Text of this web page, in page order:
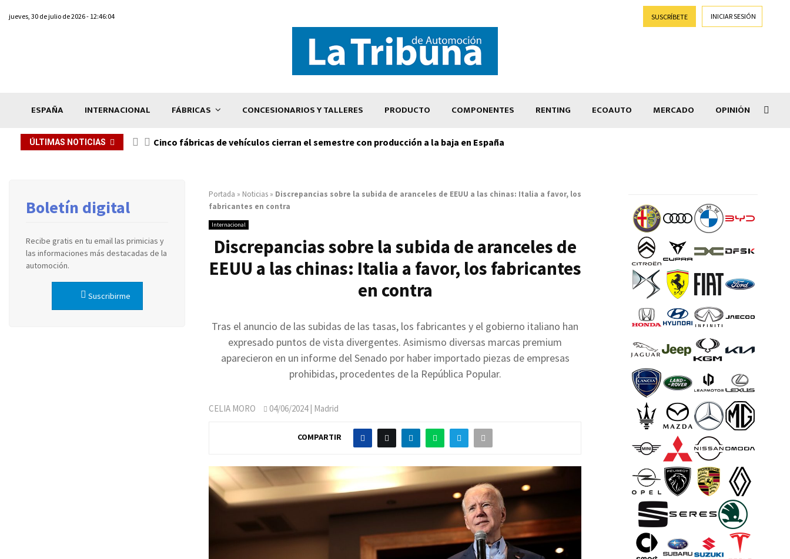
jueves, 30 de julio de 2026 - 12:46:04 SUSCRÍBETE INICIAR SESIÓN
ESPAÑA INTERNACIONAL FÁBRICAS CONCESIONARIOS Y TALLERES PRODUCTO COMPONENTES RENTING ECOAUTO MERCADO OPINIÓN
ÚLTIMAS NOTICIAS Cinco fábricas de vehículos cierran el semestre con producción a la baja en España
Portada » Noticias » Discrepancias sobre la subida de aranceles de EEUU a las chinas: Italia a favor, los
fabricantes en contra
Internacional
Discrepancias sobre la subida de aranceles de
EEUU a las chinas: Italia a favor, los fabricantes
en contra
Tras el anuncio de las subidas de las tasas, los fabricantes y el gobierno italiano han
expresado puntos de vista divergentes. Asimismo diversas marcas premium
aparecieron en un informe del Senado por haber importado piezas de empresas
prohibidas, procedentes de la República Popular.
CELIA MORO 04/06/2024| Madrid
COMPARTIR
Boletín digital
Recibe gratis en tu email las primicias y
las informaciones más destacadas de la
automoción.
Suscribirme